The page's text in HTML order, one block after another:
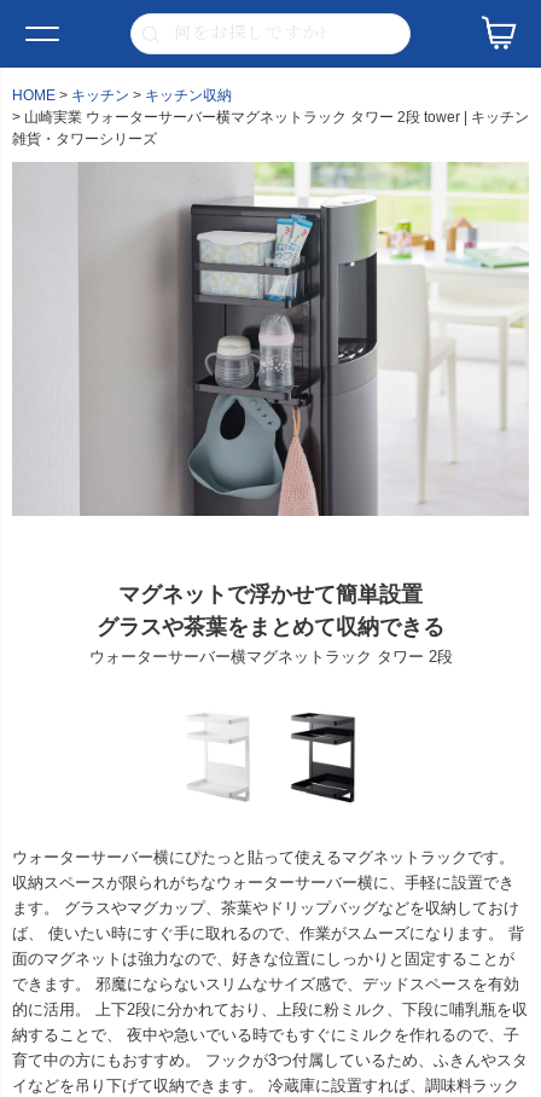
HOME キッチン
キッチン収納
山崎実業 ウォーターサーバー横マグネットラック タワー 2段 tower | キッチン
雑貨・タワーシリーズ
マグネットで浮かせて簡単設置
グラスや茶葉をまとめて収納できる
ウォーターサーバー横マグネットラック タワー 2段
ウォーターサーバー横にぴたっと貼って使えるマグネットラックです。
収納スペースが限られがちなウォーターサーバー横に、手軽に設置でき
ます。 グラスやマグカップ、茶葉やドリップバッグなどを収納しておけ
ば、 使いたい時にすぐ手に取れるので、作業がスムーズになります。 背
面のマグネットは強力なので、好きな位置にしっかりと固定することが
できます。 邪魔にならないスリムなサイズ感で、デッドスペースを有効
的に活用。 上下2段に分かれており、上段に粉ミルク、下段に哺乳瓶を収
納することで、 夜中や急いでいる時でもすぐにミルクを作れるので、子
育て中の方にもおすすめ。 フックが3つ付属しているため、ふきんやスタ
イなどを吊り下げて収納できます。 冷蔵庫に設置すれば、調味料ラック